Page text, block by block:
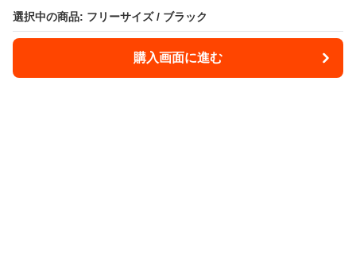
選択中の商品: フリーサイズ / ブラック
購入画面に進む
選択中の商品: フリーサイズ / ブラック
購入画面に進む